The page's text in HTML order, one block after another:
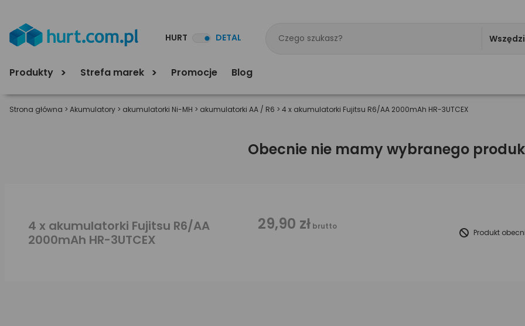
HURT DETAL
Produkty Strefa marek Promocje Blog
Strona główna > Akumulatory > akumulatorki Ni-MH > akumulatorki AA / R6 > 4 x akumulatorki Fujitsu R6/AA 2000mAh HR-3UTCEX
Obecnie nie mamy wybranego
4 x akumulatorki Fujitsu R6/AA
2000mAh HR-3UTCEX
29,90 zł brutto
Produkt